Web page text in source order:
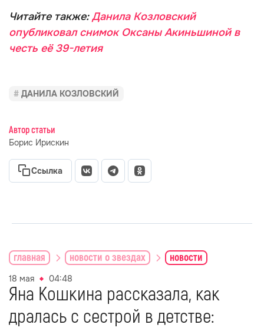
Читайте также:Данила Козловский
опубликовал снимок Оксаны Акиньшиной в
честь её 39-летия
ДАНИЛА КОЗЛОВСКИЙ
Автор статьи
Борис Ирискин
Ссылка
главная новости о звездах новости
18 мая 04:48
Яна Кошкина рассказала, как
дралась с сестрой в детстве: